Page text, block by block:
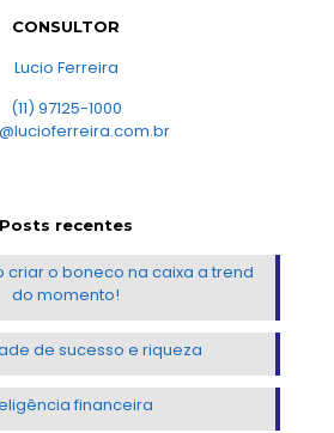
CONSULTOR
Lucio Ferreira
(11) 97125-1000
Posts recentes
criar o boneco na caixa a trend
do momento!
de sucesso e riqueza
financeira